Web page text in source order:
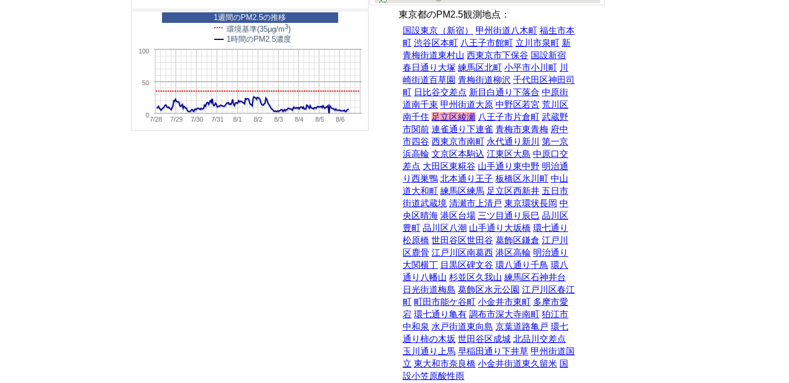
7/28 7/29 7/30 7/31 8/1 8/2 8/3 8/4 8/5 8/6
0
50
100
1週間のPM2.5の推移
環境基準(35μg/m3)
1時間のPM2.5濃度
東京都のPM2.5観測地点：
国設東京（新宿） 甲州街道八木町 福生市本
町 渋谷区本町 八王子市館町 立川市泉町 新
青梅街道東村山 西東京市下保谷 国設新宿
春日通り大塚 練馬区北町 小平市小川町 川
崎街道百草園 青梅街道柳沢 千代田区神田司
町 日比谷交差点 新目白通り下落合 中原街
道南千束 甲州街道大原 中野区若宮 荒川区
南千住 足立区綾瀬 八王子市片倉町 武蔵野
市関前 連雀通り下連雀 青梅市東青梅 府中
市四谷 西東京市南町 永代通り新川
第一京
浜高輪 文京区本駒込 江東区大島 中原口交
差点 大田区東糀谷 山手通り東中野 明治通
り西巣鴨 北本通り王子 板橋区氷川町 中山
道大和町 練馬区練馬 足立区西新井 五日市
街道武蔵境 清瀬市上清戸 東京環状長岡 中
央区晴海 港区台場 三ツ目通り辰巳 品川区
豊町 品川区八潮 山手通り大坂橋 環七通り
松原橋 世田谷区世田谷 葛飾区鎌倉 江戸川
区鹿骨 江戸川区南葛西 港区高輪 明治通り
大関横丁 目黒区碑文谷 環八通り千鳥 環八
通り八幡山 杉並区久我山 練馬区石神井台
日光街道梅島 葛飾区水元公園 江戸川区春江
町 町田市能ケ谷町 小金井市東町 多摩市愛
宕 環七通り亀有 調布市深大寺南町 狛江市
中和泉 水戸街道東向島 京葉道路亀戸 環七
通り柿の木坂 世田谷区成城 北品川交差点
玉川通り上馬 早稲田通り下井草 甲州街道国
立 東大和市奈良橋 小金井街道東久留米 国
設小笠原酸性雨